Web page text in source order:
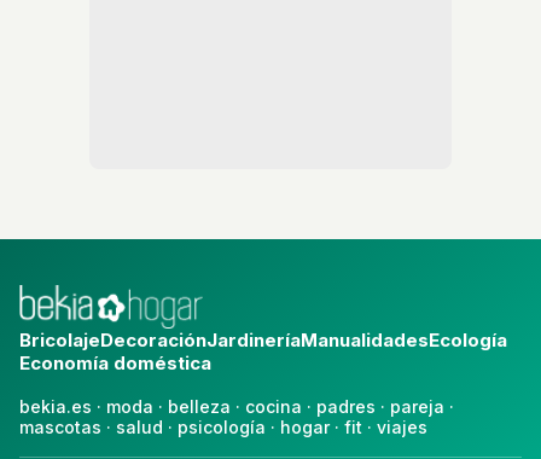
BricolajeDecoraciónJardineríaManualidadesEcología
Economía doméstica
bekia.es · moda · belleza · cocina · padres · pareja ·
mascotas · salud · psicología · hogar· fit · viajes